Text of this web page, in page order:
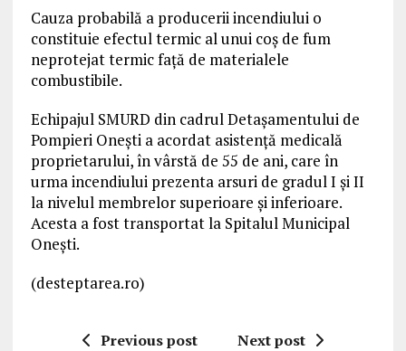
Cauza probabilă a producerii incendiului o
constituie efectul termic al unui coş de fum
neprotejat termic faţă de materialele
combustibile.
Echipajul SMURD din cadrul Detaşamentului de
Pompieri Oneşti a acordat asistenţă medicală
proprietarului, în vârstă de 55 de ani, care în
urma incendiului prezenta arsuri de gradul I şi II
la nivelul membrelor superioare şi inferioare.
Acesta a fost transportat la Spitalul Municipal
Oneşti.
(desteptarea.ro)
Previous post Next post